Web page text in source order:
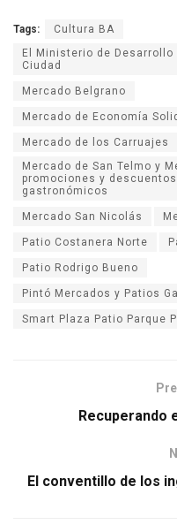
Tags:
Cultura BA
El Ministerio de
Ciudad
Mercado Belgrano
Mercado de Economía
Mercado de los Carruajes
Mercado de San Telmo y
promociones y
gastronómicos
Mercado San Nicolás
Patio Costanera Norte
Patio Rodrigo Bueno
Pintó Mercados y Patios
Smart Plaza Patio Parque
Recuperando
El conventillo de los